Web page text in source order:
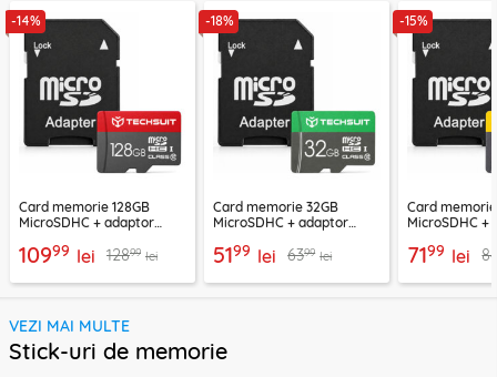
-14%
Card memorie 128GB
MicroSDHC + adaptor
10999 lei 12899 lei
-18%
Card memorie 32GB
MicroSDHC + adaptor
5199 lei 6399 lei
-15%
Card
MicroSDHC +
7199 lei
VEZI MAI MULTE
Stick-uri de memorie